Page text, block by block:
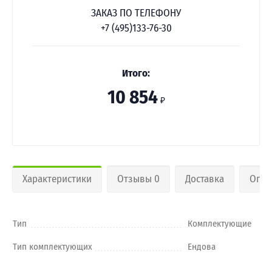
ЗАКАЗ ПО ТЕЛЕФОНУ
+7 (495)133-76-30
Итого:
10 854 ₽
Характеристики Отзывы 0 Доставка
Тип Комплектующие
Тип комплектующих Ендова